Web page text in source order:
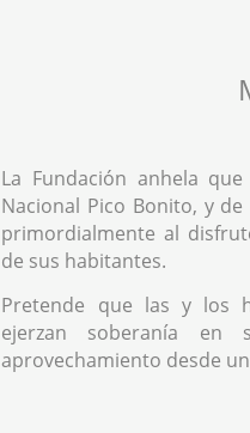
La Fundación anhela
Nacional Pico Bonito, y
primordialmente al
de sus habitantes.
Pretende que las y los
ejerzan soberanía
aprovechamiento desde